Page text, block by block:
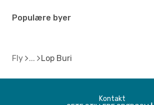
Populære byer
Fly Lop Buri
Kontakt